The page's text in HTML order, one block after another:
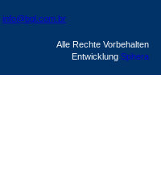
info@bgl.com.br
Alle Rechte Vorbehalten
Entwicklung Sphera